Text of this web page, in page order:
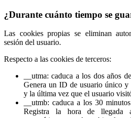
¿Durante cuánto tiempo se
Las cookies propias se eliminan
sesión del usuario.
Respecto a las cookies de terceros:
__utma: caduca a los dos años
Genera un ID de usuario único y
y la última vez que el usuario
__utmb: caduca a los 30
Registra la hora de llegada